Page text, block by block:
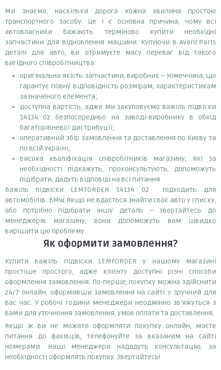
Ми знаємо, наскільки дорога кожна хвилина простою
транспортного засобу. Це і є основна причина, чому всі
автовласники бажають терміново купити необхідні
запчастини для відновлення машини. Купуючи в Avant.Parts
деталі для авто, ви отримуєте масу переваг від такого
вигідного співробітництва:
оригінальна якість запчастини, виробник – Німеччина, що
гарантує повну відповідність розмірам, характеристикам
зазначеного елемента;
доступна вартість, адже ми закуповуємо важіль підвіски
14134 02 безпосередньо на заводі-виробнику в обхід
багаторівневої дистрибуції;
оперативний збір замовлення та доставлення по Києву та
по всій Україні;
висока кваліфікація співробітників магазину, які за
необхідності підкажуть, проконсультують, допоможуть
підібрати, дадуть відповіді на всі питання.
Важіль підвіски LEMFORDER 14134 02 підходить для
автомобілів: BMW. Якщо не вдається знайти своє авто у списку,
або потрібно підібрати іншу деталь – звертайтесь до
менеджерів магазину, вони допоможуть вам швидко
вирішити цю проблему.
Як оформити замовлення?
Купити важіль підвіски LEMFORDER у нашому магазині
простіше простого, адже клієнту доступні різні способи
оформлення замовлення. По-перше, покупку можна здійснити
24/7 онлайн, оформивши замовлення на сайті у зручний для
вас час. У робочі години менеджери неодмінно зв'яжуться з
вами для уточнення замовлення, умов оплати та доставлення.
Якщо ж ви не можете оформляти покупку онлайн, маєте
питання до фахівців, телефонуйте за вказаним на сайті
номерами. Наші менеджери нададуть консультацію, за
необхідності оформлять покупку. Звертайтесь!